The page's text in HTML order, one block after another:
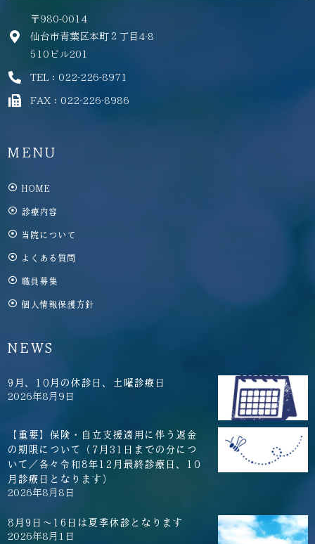
〒980-0014
仙台市青葉区本町２丁目4-8
510ビル201
TEL：022-226-8971
FAX：022-226-8986
MENU
HOME
診療内容
当院について
よくある質問
職員募集
個人情報保護方針
NEWS
9月、10月の休診日、土曜診療日
2026年8月9日
【重要】保険・自立支援適用に伴う返金
の期限について（7月31日までの分につ
いて／各々令和8年12月最終診療日、10
月診療日となります）
2026年8月8日
8月9日～16日は夏季休診となります
2026年8月1日